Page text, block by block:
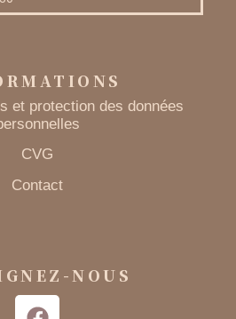
et protection des données
CVG
Contact
NOUS